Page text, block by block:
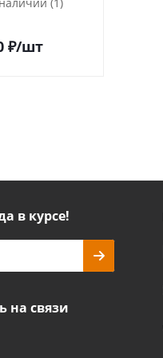
₽/шт
в курсе!
на связи